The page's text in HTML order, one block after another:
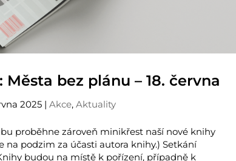
bez plánu – 18. června
2025 |Akce,Aktuality
proběhne zároveň minikřest naší nové knihy
na podzim za účasti autora knihy.) Setkání
budou na místě k pořízení, případně k